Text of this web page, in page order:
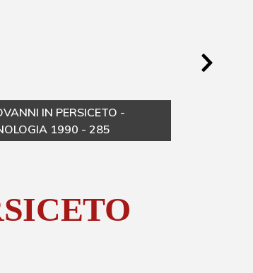
IN PERSICETO -
1990 - 285